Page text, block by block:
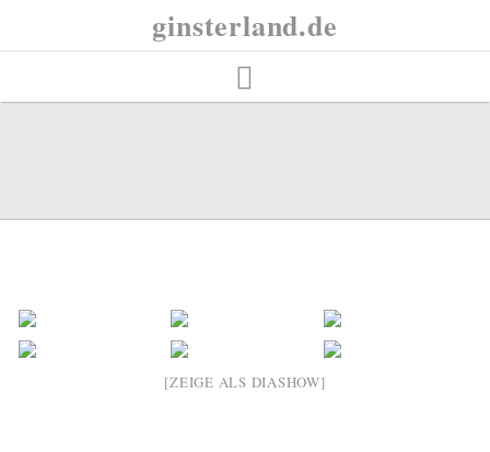
ginsterland.de
[ZEIGE ALS DIASHOW]